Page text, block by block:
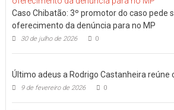
Caso Chibatão: 3º promotor do caso pede
oferecimento da denúncia para no MP
30 de julho de 2026 0
Último adeus a Rodrigo Castanheira reúne
9 de fevereiro de 2026 0